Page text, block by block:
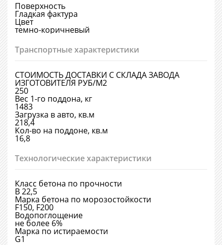
Поверхность
Гладкая фактура
Цвет
темно-коричневый
Транспортные характеристики
СТОИМОСТЬ ДОСТАВКИ С СКЛАДА ЗАВОДА
ИЗГОТОВИТЕЛЯ РУБ/М2
250
Вес 1-го поддона, кг
1483
Загрузка в авто, кв.м
218,4
Кол-во на поддоне, кв.м
16,8
Технологические характеристики
Класс бетона по прочности
В 22,5
Марка бетона по морозостойкости
F150, F200
Водопоглощение
не более 6%
Марка по истираемости
G1